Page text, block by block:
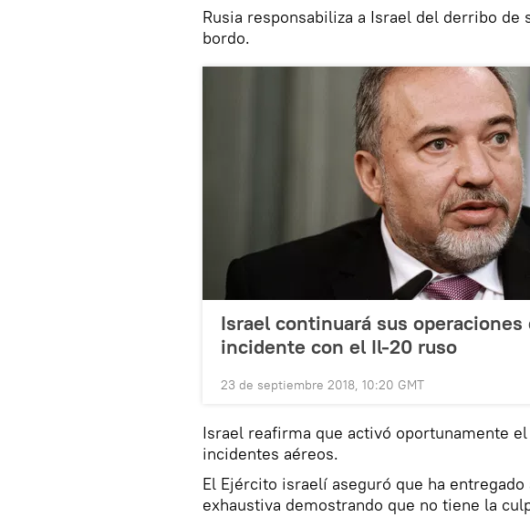
Rusia responsabiliza a Israel del derribo de
bordo.
Israel continuará sus operaciones
incidente con el Il-20 ruso
23 de septiembre 2018, 10:20 GMT
Israel reafirma que activó oportunamente
incidentes aéreos.
El Ejército israelí aseguró que ha
exhaustiva demostrando que no tiene la